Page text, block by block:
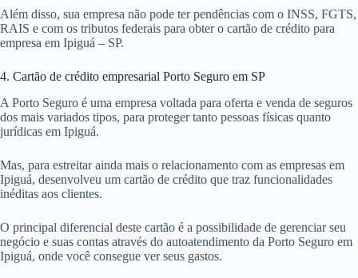
Além disso, sua empresa não pode ter pendências com o INSS, FGTS,
RAIS e com os tributos federais para obter o cartão de crédito para
empresa em Ipiguá – SP.
4. Cartão de crédito empresarial Porto Seguro em SP
A Porto Seguro é uma empresa voltada para oferta e venda de seguros
dos mais variados tipos, para proteger tanto pessoas físicas quanto
jurídicas em Ipiguá.
Mas, para estreitar ainda mais o relacionamento com as empresas em
Ipiguá, desenvolveu um cartão de crédito que traz funcionalidades
inéditas aos clientes.
O principal diferencial deste cartão é a possibilidade de gerenciar seu
negócio e suas contas através do autoatendimento da Porto Seguro em
Ipiguá, onde você consegue ver seus gastos.